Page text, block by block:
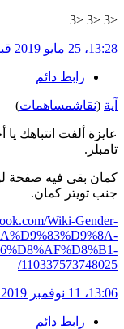
<3 <3 <3
13:28، 25 مايو 2019 قبل
رابط دائم
آية (نقاشمساهمات)
عايزة ألفت انتباهك
تامبلر.
كمان بقى فيه صفحة
جنب تويتر كمان.
Wiki-Gender-
110337573748025/
13:06، 11 نوفمبر 2019
رابط دائم